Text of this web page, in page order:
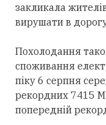
закликала
вирушати в
Похолодання
споживання
піку 6 серпня
рекордних 7415
попередній